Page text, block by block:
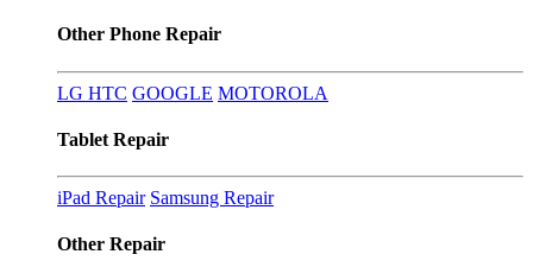
Other Phone Repair
LG HTC GOOGLE MOTOROLA
Tablet Repair
iPad Repair Samsung Repair
Other Repair